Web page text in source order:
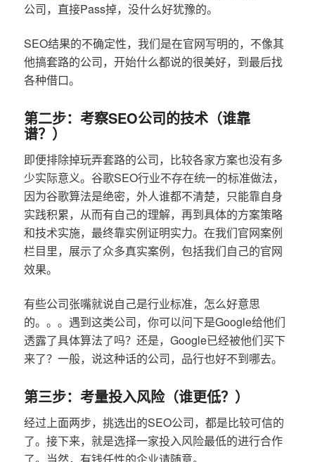
公司，直接Pass掉，没什么好犹豫的。
SEO结果的不确定性，我们是在官网写明的，不像其
他搞套路的公司，开始什么都说的很美好，到最后找
各种借口。
第二步：考察SEO公司的技术（谁靠
谱？）
即便排除掉玩弄套路的公司，比较各家方案也没有多
少实际意义。谷歌SEO行业不存在统一的标准做法，
因为谷歌算法是绝密，外人谁都不清楚，只能靠自身
实践积累，从而有自己的理解，再到具体的方案策略
和技术实施，最终靠实例证明实力。在我们官网案例
栏目里，展示了众多真实案例，包括我们自己的官网
效果。
有些公司张嘴就说自己是行业标准，怎么好意思
的。。。遇到这类公司，你可以问下是Google给他们
透露了具体算法了吗？还是，Google已经被他们买下
来了？一般，说这种话的公司，品行也好不到哪去。
第三步：考量投入风险（谁更低？）
经过上面两步，挑选出的SEO公司，都是比较可信的
了。接下来，就是选择一家投入风险最低的进行合作